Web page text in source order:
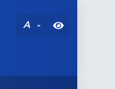
A